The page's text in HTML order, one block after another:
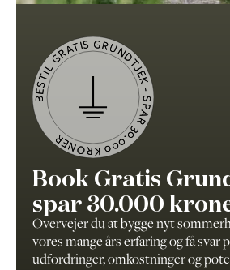
BESTIL GRATIS GRUNDTJEK - SPAR 30.000 KRONER
Book Gratis
spar 30.000
Overvejer du at bygge nyt
vores mange års erfaring og få svar
udfordringer, omkostninger og